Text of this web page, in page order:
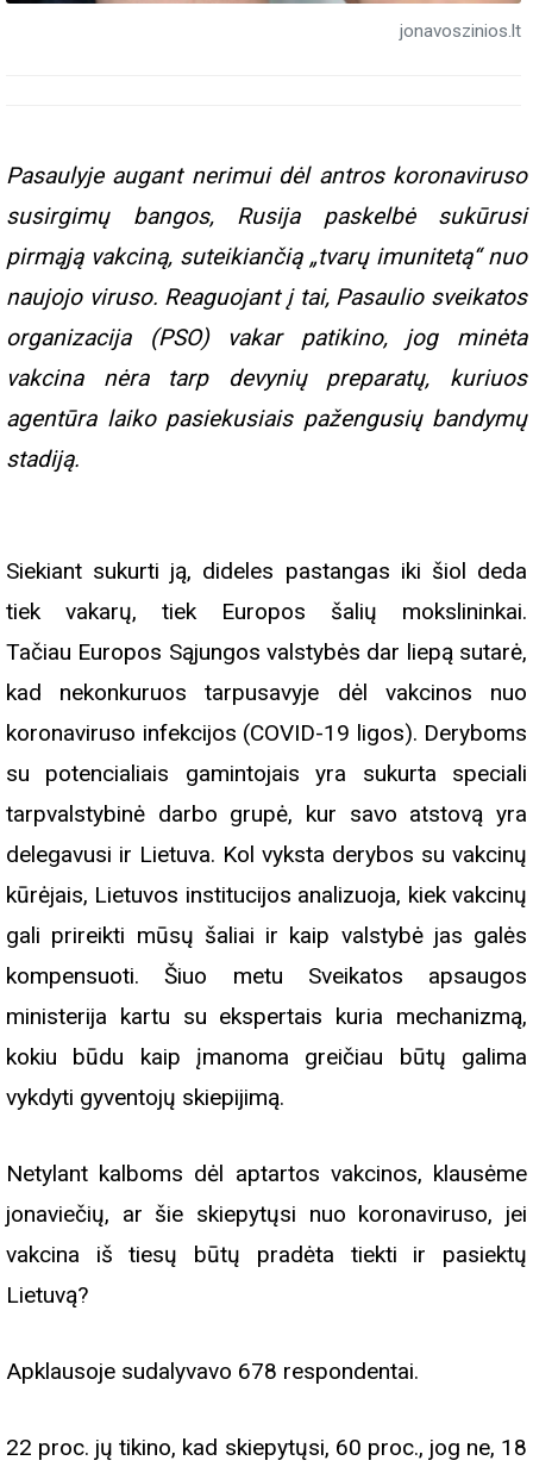
jonavoszinios.lt
Pasaulyje augant nerimui dėl antros koronaviruso
susirgimų bangos, Rusija paskelbė sukūrusi
pirmąją vakciną, suteikiančią „tvarų imunitetą“ nuo
naujojo viruso. Reaguojant į tai, Pasaulio sveikatos
organizacija (PSO) vakar patikino, jog minėta
vakcina nėra tarp devynių preparatų, kuriuos
agentūra laiko pasiekusiais pažengusių bandymų
stadiją.
Siekiant sukurti ją, dideles pastangas iki šiol deda
tiek vakarų, tiek Europos šalių mokslininkai.
Tačiau Europos Sąjungos valstybės dar liepą sutarė,
kad nekonkuruos tarpusavyje dėl vakcinos nuo
koronaviruso infekcijos (COVID-19 ligos). Deryboms
su potencialiais gamintojais yra sukurta speciali
tarpvalstybinė darbo grupė, kur savo atstovą yra
delegavusi ir Lietuva. Kol vyksta derybos su vakcinų
kūrėjais, Lietuvos institucijos analizuoja, kiek vakcinų
gali prireikti mūsų šaliai ir kaip valstybė jas galės
kompensuoti. Šiuo metu Sveikatos apsaugos
ministerija kartu su ekspertais kuria mechanizmą,
kokiu būdu kaip įmanoma greičiau būtų galima
vykdyti gyventojų skiepijimą.
Netylant kalboms dėl aptartos vakcinos, klausėme
jonaviečių, ar šie skiepytųsi nuo koronaviruso, jei
vakcina iš tiesų būtų pradėta tiekti ir pasiektų
Lietuvą?
Apklausoje sudalyvavo 678 respondentai.
22 proc. jų tikino, kad skiepytųsi, 60 proc., jog ne, 18